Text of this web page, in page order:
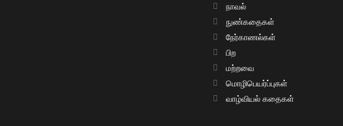
நாவல்
நுண்கதைகள்
நேர்காணல்கள்
பிற
மற்றவை
மொழிபெயர்ப்புகள்
வாழ்வியல் கதைகள்